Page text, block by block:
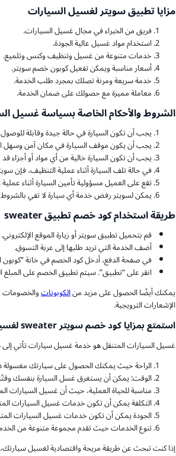
مزايا تطبيق سويتر لغسيل السيارات
فريق من الخبراء في مجال غسيل السيارات.
استخدام مواد غسيل عالية الجودة.
خدمات متنوعة من غسيل وتنظيف وكنس وتلميع.
أسعار مناسبة ويمكن تفعيل كوبون خصم سويتر.
خدمة سريعة ومرنة تصلك بمجرد طلب الخدمة.
معاملة مميزة مع حصولك على ضمان الخدمة.
الشروط والأحكام الخاصة بسياسة غسيل
يجب أن تكون السيارة في حالة جيدة وقابلة للوصول
يجب أن يكون موقف السيارة في مكان آمن وسهل
يجب أن تكون السيارة خالية من أي مواد أو أجزاء
في حالة تلف السيارة أثناء عملية التنظيف، فإن
تقع على العميل مسؤولية تأمين السيارة أثناء
يمكن لسويتر رفض خدمة أي سيارة لا تفي بالشروط
طريقة استخدام كود خصم تطبيق sweater
قم بتحميل تطبيق سويتر أو زيارة الموقع الإلكتروني.
أضف الخدمة التي تريد طلبها إلى عربة التسوق.
في صفحة الدفع، أدخل كود الخصم في خانة “كوبون
انقر على “تطبيق”. سيتم تطبيق الخصم على
يمكنك أيضًا الحصول على مزيد منالكوبوناتوالخصومات
الإشعارات الترويجية.
استمتع بمزايا كود خصم سويتر sweater لغسيل السيارات
غسيل السيارات المتنقل هو خدمة غسيل سيارات تأتي إلى
الراحة حيث يمكنك الحصول على سيارتك مغسولة
الوقت: يمكن أن يستغرق غسل السيارة بنفسك
مناسبة للحياة العملية، حيث أن غسيل السيارات
التكلفة يمكن أن تكون خدمات غسيل السيارات
الجودة يمكن أن تكون خدمات غسيل السيارات
تنوع الخدمات حيث تقدم مجموعة متنوعة من